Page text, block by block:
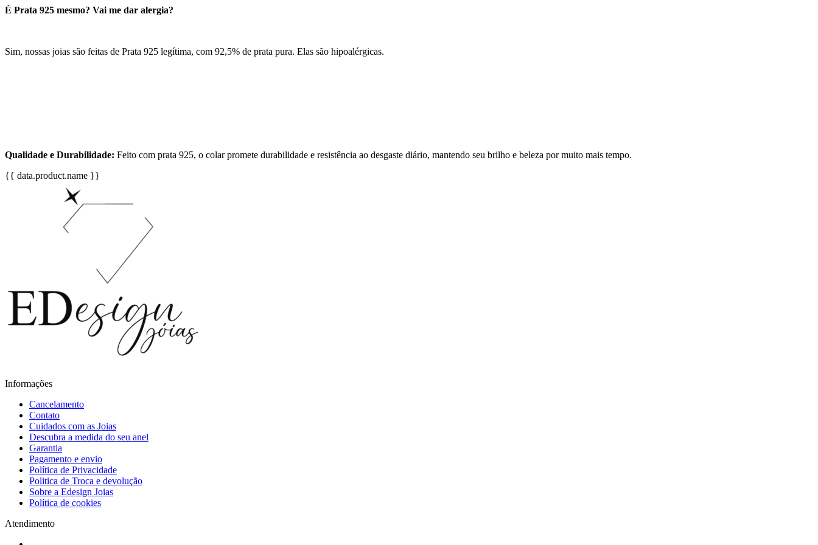
É Prata 925 mesmo? Vai me dar alergia?
Sim, nossas joias são feitas de Prata 925 legítima, com 92,5% de prata pura. Elas são hipoalérgicas.
Qualidade e Durabilidade: Feito com prata 925, o colar promete durabilidade e resistência ao desgaste diário, mantendo seu brilho e beleza por muito mais tempo.
{{ data.product.name }}
Informações
Cancelamento
Contato
Cuidados com as Joias
Descubra a medida do seu anel
Garantia
Pagamento e envio
Política de Privacidade
Politica de Troca e devolução
Sobre a Edesign Joias
Política de cookies
Atendimento